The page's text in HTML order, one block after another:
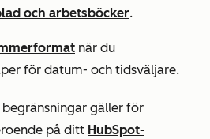
och arbetsböcker.
när du
för datum- och tidsväljare.
gäller för
på ditt HubSpot-